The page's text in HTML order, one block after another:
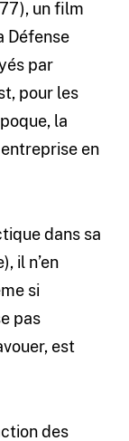
un film
Défense
par
pour les
la
en
dans sa
il n’en
si
pas
est
des